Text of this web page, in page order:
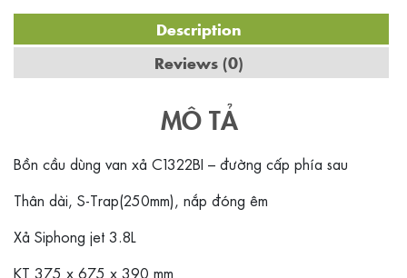
Description
Reviews (0)
MÔ TẢ
Bồn cầu dùng van xả C1322BI – đường cấp phía sau
Thân dài, S-Trap(250mm), nắp đóng êm
Xả Siphong jet 3.8L
KT 375 x 675 x 390 mm